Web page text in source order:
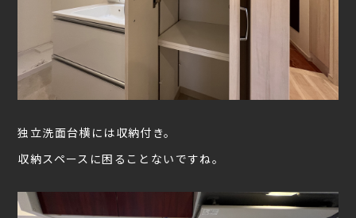
独立洗面台横には収納付き。
収納スペースに困ることないですね。